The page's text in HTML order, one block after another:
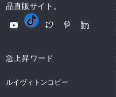
品直販サイト。
急上昇ワード
ルイヴィトンコピー